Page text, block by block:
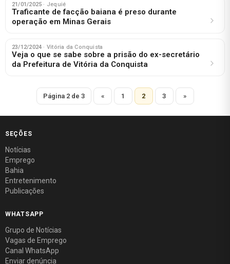
21/01/2025 · Jequié
Traficante de facção baiana é preso durante
operação em Minas Gerais
23/12/2024 · Vitória da Conquista
Veja o que se sabe sobre a prisão do ex-secretário
da Prefeitura de Vitória da Conquista
Página 2 de 3 « 1 2 3 »
SEÇÕES
Notícias
Emprego
Bahia
Entretenimento
Publicações
WHATSAPP
Grupo de Notícias
Vagas de Emprego
Canal WhatsApp
Enviar denúncia